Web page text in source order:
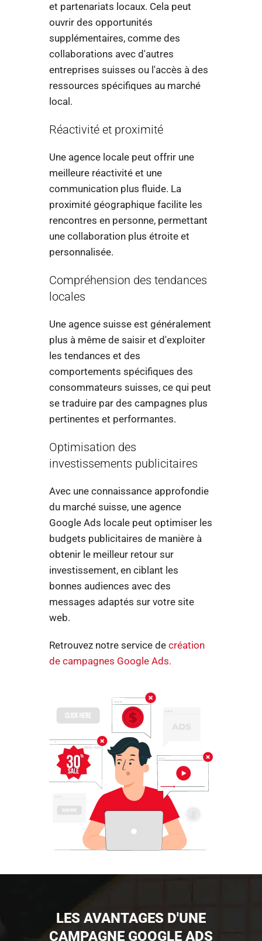
et partenariats locaux. Cela peut
ouvrir des opportunités
supplémentaires, comme des
collaborations avec d'autres
entreprises suisses ou l'accès à des
ressources spécifiques au marché
local.
Réactivité et proximité
Une agence locale peut offrir une
meilleure réactivité et une
communication plus fluide. La
proximité géographique facilite les
rencontres en personne, permettant
une collaboration plus étroite et
personnalisée.
Compréhension des tendances
locales
Une agence suisse est généralement
plus à même de saisir et d'exploiter
les tendances et des
comportements spécifiques des
consommateurs suisses, ce qui peut
se traduire par des campagnes plus
pertinentes et performantes.
Optimisation des
investissements publicitaires
Avec une connaissance approfondie
du marché suisse, une agence
Google Ads locale peut optimiser les
budgets publicitaires de manière à
obtenir le meilleur retour sur
investissement, en ciblant les
bonnes audiences avec des
messages adaptés sur votre site
web.
Retrouvez notre service de création
de campagnes Google Ads.
LES AVANTAGES D'UNE
CAMPAGNE GOOGLE ADS